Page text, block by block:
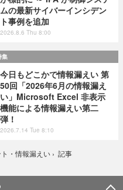
ムの最新サイバーインシデン
ト事例を追加
2026.8.6 Thu 8:00
集
今日もどこかで情報漏えい 第
50回「2026年6月の情報漏え
い」Microsoft Excel 非表示
機能による情報漏えい第二
弾！
2026.7.14 Tue 8:10
・情報漏えい › 記事